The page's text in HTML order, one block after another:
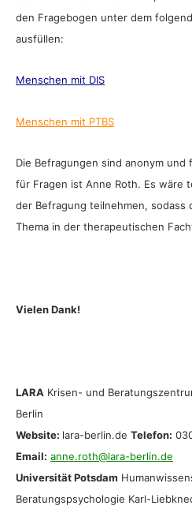
den Fragebogen unter dem
ausfüllen:
Menschen mit DIS
Menschen mit PTBS
Die Befragungen sind anonym
für Fragen ist Anne Roth. Es wäre
der Befragung teilnehmen, sodass
Thema in der therapeutischen
Vielen Dank!
LARA Krisen- und
Berlin
Website: lara-berlin.de Telefon:
Email: anne.roth@lara-berlin.de
Universität Potsdam
Beratungspsychologie Karl-